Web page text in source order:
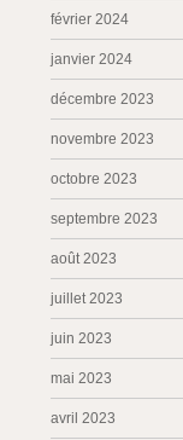
février 2024
janvier 2024
décembre 2023
novembre 2023
octobre 2023
septembre 2023
août 2023
juillet 2023
juin 2023
mai 2023
avril 2023